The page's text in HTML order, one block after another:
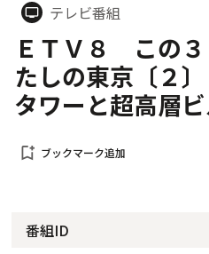
tv テレビ番組
ＥＴＶ８ この
たしの東京〔
タワーと超高層
bookmark_add ブックマーク追加
番組ID